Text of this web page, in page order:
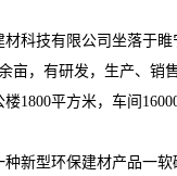
技有限公司坐落于睢
亩，有研发，生产、销
1800平方米，车间
型环保建材产品一软